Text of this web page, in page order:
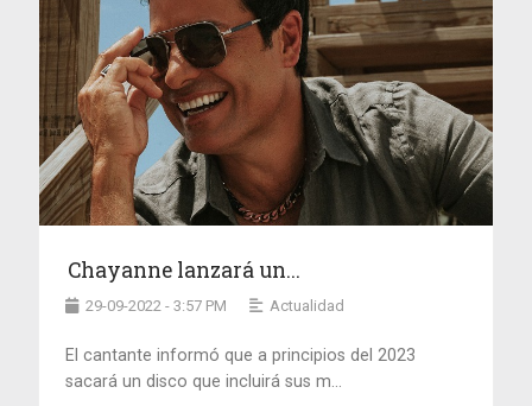
Chayanne lanzará un...
29-09-2022 - 3:57 PM Actualidad
El cantante informó que a principios del 2023
sacará un disco que incluirá sus m...